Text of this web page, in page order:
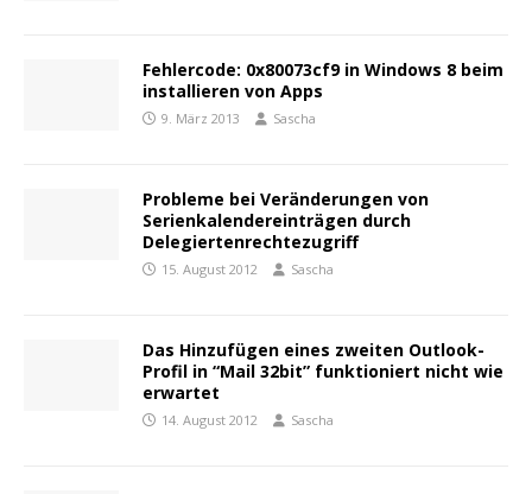
Fehlercode: 0x80073cf9 in Windows 8 beim
installieren von Apps
9. März 2013 Sascha
Probleme bei Veränderungen von
Serienkalendereinträgen durch
Delegiertenrechtezugriff
15. August 2012 Sascha
Das Hinzufügen eines zweiten Outlook-
Profil in “Mail 32bit” funktioniert nicht wie
erwartet
14. August 2012 Sascha